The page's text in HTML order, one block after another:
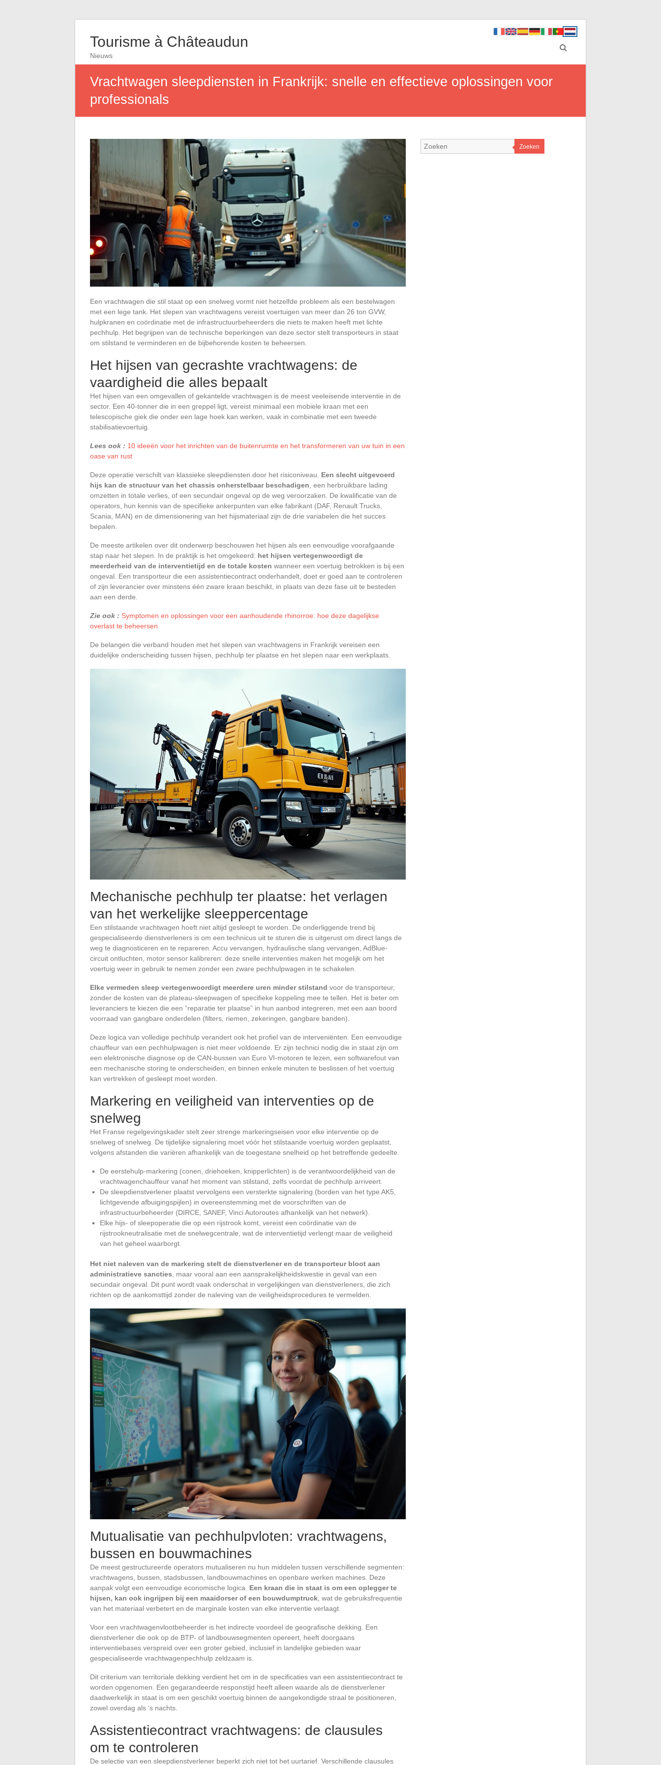
Tourisme à Châteaudun
Nieuws
Vrachtwagen sleepdiensten in Frankrijk: snelle en effectieve oplossingen voor
professionals
Een vrachtwagen die stil staat op een snelweg vormt niet hetzelfde probleem als een bestelwagen
met een lege tank. Het slepen van vrachtwagens vereist voertuigen van meer dan 26 ton GVW,
hulpkranen en coördinatie met de infrastructuurbeheerders die niets te maken heeft met lichte
pechhulp. Het begrijpen van de technische beperkingen van deze sector stelt transporteurs in staat
om stilstand te verminderen en de bijbehorende kosten te beheersen.
Het hijsen van gecrashte vrachtwagens: de
vaardigheid die alles bepaalt
Het hijsen van een omgevallen of gekantelde vrachtwagen is de meest veeleisende interventie in de
sector. Een 40-tonner die in een greppel ligt, vereist minimaal een mobiele kraan met een
telescopische giek die onder een lage hoek kan werken, vaak in combinatie met een tweede
stabilisatievoertuig.
Lees ook : 10 ideeën voor het inrichten van de buitenruimte en het transformeren van uw tuin in een
oase van rust
Deze operatie verschilt van klassieke sleepdiensten door het risiconiveau. Een slecht uitgevoerd
hijs kan de structuur van het chassis onherstelbaar beschadigen , een herbruikbare lading
omzetten in totale verlies, of een secundair ongeval op de weg veroorzaken. De kwalificatie van de
operators, hun kennis van de specifieke ankerpunten van elke fabrikant (DAF, Renault Trucks,
Scania, MAN) en de dimensionering van het hijsmateriaal zijn de drie variabelen die het succes
bepalen.
De meeste artikelen over dit onderwerp beschouwen het hijsen als een eenvoudige voorafgaande
stap naar het slepen. In de praktijk is het omgekeerd: het hijsen vertegenwoordigt de
meerderheid van de interventietijd en de totale kosten wanneer een voertuig betrokken is bij een
ongeval. Een transporteur die een assistentiecontract onderhandelt, doet er goed aan te controleren
of zijn leverancier over minstens één zware kraan beschikt, in plaats van deze fase uit te besteden
aan een derde.
Zie ook : Symptomen en oplossingen voor een aanhoudende rhinorroe: hoe deze dagelijkse
overlast te beheersen
De belangen die verband houden met het slepen van vrachtwagens in Frankrijk vereisen een
duidelijke onderscheiding tussen hijsen, pechhulp ter plaatse en het slepen naar een werkplaats.
Mechanische pechhulp ter plaatse: het verlagen
van het werkelijke sleeppercentage
Een stilstaande vrachtwagen hoeft niet altijd gesleept te worden. De onderliggende trend bij
gespecialiseerde dienstverleners is om een technicus uit te sturen die is uitgerust om direct langs de
weg te diagnosticeren en te repareren. Accu vervangen, hydraulische slang vervangen, AdBlue-
circuit ontluchten, motor sensor kalibreren: deze snelle interventies maken het mogelijk om het
voertuig weer in gebruik te nemen zonder een zware pechhulpwagen in te schakelen.
Elke vermeden sleep vertegenwoordigt meerdere uren minder stilstand voor de transporteur,
zonder de kosten van de plateau-sleepwagen of specifieke koppeling mee te tellen. Het is beter om
leveranciers te kiezen die een “reparatie ter plaatse” in hun aanbod integreren, met een aan boord
voorraad van gangbare onderdelen (filters, riemen, zekeringen, gangbare banden).
Deze logica van volledige pechhulp verandert ook het profiel van de interveniënten. Een eenvoudige
chauffeur van een pechhulpwagen is niet meer voldoende. Er zijn technici nodig die in staat zijn om
een elektronische diagnose op de CAN-bussen van Euro VI-motoren te lezen, een softwarefout van
een mechanische storing te onderscheiden, en binnen enkele minuten te beslissen of het voertuig
kan vertrekken of gesleept moet worden.
Markering en veiligheid van interventies op de
snelweg
Het Franse regelgevingskader stelt zeer strenge markeringseisen voor elke interventie op de
snelweg of snelweg. De tijdelijke signalering moet vóór het stilstaande voertuig worden geplaatst,
volgens afstanden die variëren afhankelijk van de toegestane snelheid op het betreffende gedeelte.
De eerstehulp-markering (conen, driehoeken, knipperlichten) is de verantwoordelijkheid van de
vrachtwagenchauffeur vanaf het moment van stilstand, zelfs voordat de pechhulp arriveert.
De sleepdienstverlener plaatst vervolgens een versterkte signalering (borden van het type AK5,
lichtgevende afbuigingspijlen) in overeenstemming met de voorschriften van de
infrastructuurbeheerder (DIRCE, SANEF, Vinci Autoroutes afhankelijk van het netwerk).
Elke hijs- of sleepoperatie die op een rijstrook komt, vereist een coördinatie van de
rijstrookneutralisatie met de snelwegcentrale, wat de interventietijd verlengt maar de veiligheid
van het geheel waarborgt.
Het niet naleven van de markering stelt de dienstverlener en de transporteur bloot aan
administratieve sancties , maar vooral aan een aansprakelijkheidskwestie in geval van een
secundair ongeval. Dit punt wordt vaak onderschat in vergelijkingen van dienstverleners, die zich
richten op de aankomsttijd zonder de naleving van de veiligheidsprocedures te vermelden.
Mutualisatie van pechhulpvloten: vrachtwagens,
bussen en bouwmachines
De meest gestructureerde operators mutualiseren nu hun middelen tussen verschillende segmenten:
vrachtwagens, bussen, stadsbussen, landbouwmachines en openbare werken machines. Deze
aanpak volgt een eenvoudige economische logica. Een kraan die in staat is om een oplegger te
hijsen, kan ook ingrijpen bij een maaidorser of een bouwdumptruck , wat de gebruiksfrequentie
van het materiaal verbetert en de marginale kosten van elke interventie verlaagt.
Voor een vrachtwagenvlootbeheerder is het indirecte voordeel de geografische dekking. Een
dienstverlener die ook op de BTP- of landbouwsegmenten opereert, heeft doorgaans
interventiebases verspreid over een groter gebied, inclusief in landelijke gebieden waar
gespecialiseerde vrachtwagenpechhulp zeldzaam is.
Dit criterium van territoriale dekking verdient het om in de specificaties van een assistentiecontract te
worden opgenomen. Een gegarandeerde responstijd heeft alleen waarde als de dienstverlener
daadwerkelijk in staat is om een geschikt voertuig binnen de aangekondigde straal te positioneren,
zowel overdag als ‘s nachts.
Assistentiecontract vrachtwagens: de clausules
om te controleren
De selectie van een sleepdienstverlener beperkt zich niet tot het uurtarief. Verschillende clausules
Zoeken